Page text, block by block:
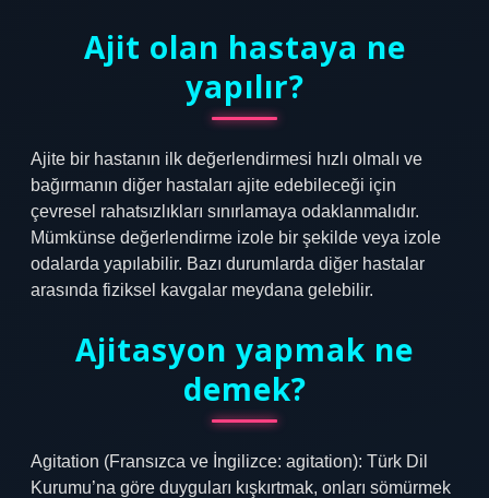
Ajit olan hastaya ne
yapılır?
Ajite bir hastanın ilk değerlendirmesi hızlı olmalı ve
bağırmanın diğer hastaları ajite edebileceği için
çevresel rahatsızlıkları sınırlamaya odaklanmalıdır.
Mümkünse değerlendirme izole bir şekilde veya izole
odalarda yapılabilir. Bazı durumlarda diğer hastalar
arasında fiziksel kavgalar meydana gelebilir.
Ajitasyon yapmak ne
demek?
Agitation (Fransızca ve İngilizce: agitation): Türk Dil
Kurumu’na göre duyguları kışkırtmak, onları sömürmek